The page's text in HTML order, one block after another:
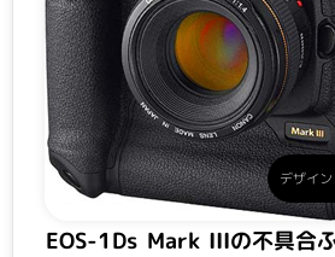
デザイ
EOS-1Ds Mark IIIの不具合